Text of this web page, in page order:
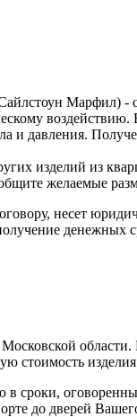
Марфил) -
и давления.
изделий из
желаемые
несет
денежных
стоимость
сроки,
до дверей